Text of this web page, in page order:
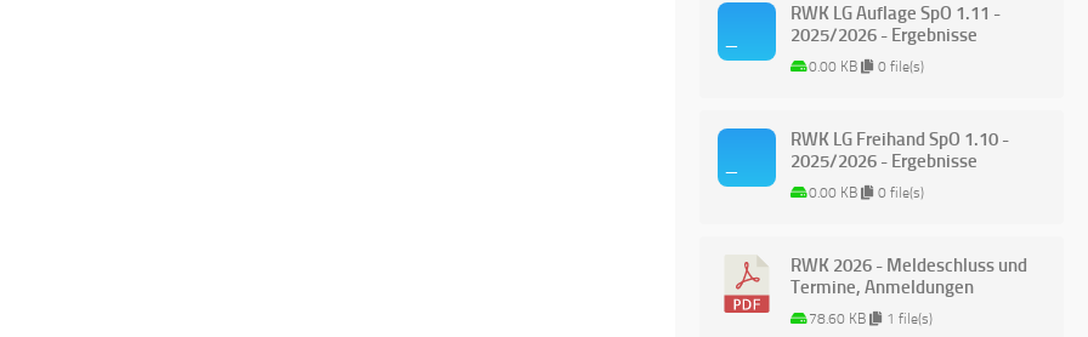
RWK LG Auflage SpO 1.11 -
2025/2026 - Ergebnisse
0.00 KB 0 file(s)
RWK LG Freihand SpO 1.10 -
2025/2026 - Ergebnisse
0.00 KB 0 file(s)
RWK 2026 - Meldeschluss und
Termine, Anmeldungen
78.60 KB 1 file(s)